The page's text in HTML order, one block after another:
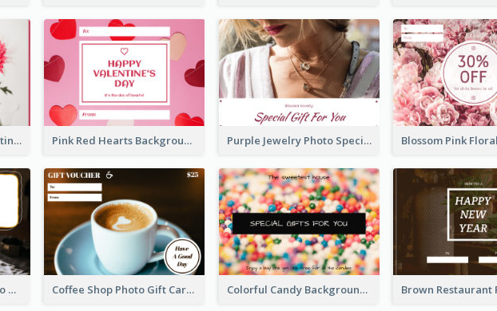
Pink Flower Photo Valentine's Day Gift Card Pink Red Hearts Background Valentine's Day Gift Card Purple Jewelry Photo Special Gift For You Gift Card
Brown Coffee Shop Photo Gift For You Gift Card Coffee Shop Photo Gift Card For Coffee Colorful Candy Background Special Gift Card